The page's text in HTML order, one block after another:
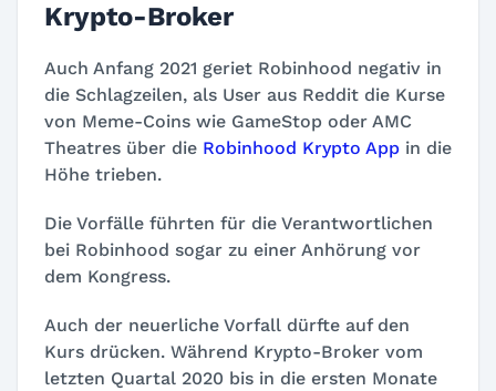
Krypto-Broker
Auch Anfang 2021 geriet Robinhood negativ in
die Schlagzeilen, als User aus Reddit die Kurse
von Meme-Coins wie GameStop oder AMC
Theatres über die Robinhood Krypto App in die
Höhe trieben.
Die Vorfälle führten für die Verantwortlichen
bei Robinhood sogar zu einer Anhörung vor
dem Kongress.
Auch der neuerliche Vorfall dürfte auf den
Kurs drücken. Während Krypto-Broker vom
letzten Quartal 2020 bis in die ersten Monate